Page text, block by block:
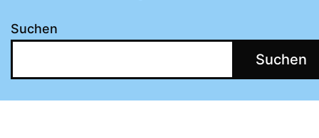
Suchen
Suchen